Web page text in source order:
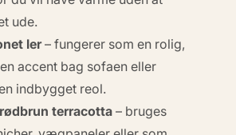
ude.
ler– fungerer som en rolig,
accent bag sofaen eller
indbygget reol.
terracotta – bruges